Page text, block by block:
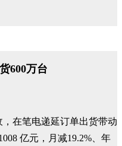
600万台
在笔电递延订单出货带动
亿元，月减19.2%、年